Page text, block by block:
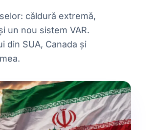
căldură extremă,
un nou sistem VAR.
din SUA, Canada și